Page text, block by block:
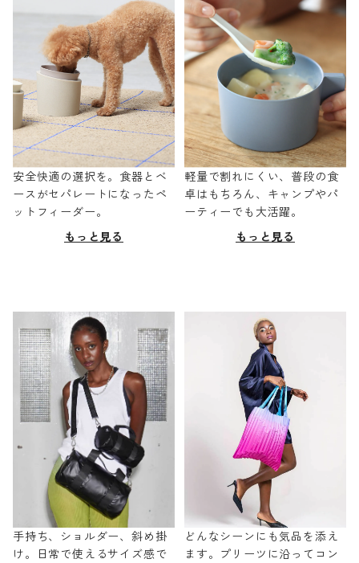
安全快適の選択を。食器とベ
ースがセパレートになったペ
ットフィーダー。
もっと見る
軽量で割れにくい、普段の食
卓はもちろん、キャンプやパ
ーティーでも大活躍。
もっと見る
手持ち、ショルダー、斜め掛
け。日常で使えるサイズ感で
どんなシーンにも気品を添え
ます。プリーツに沿ってコン